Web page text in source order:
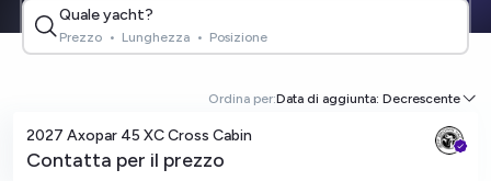
Quale yacht?
Prezzo • Lunghezza • Posizione
Ordina per:Data di aggiunta: Decrescente
2027 Axopar 45 XC Cross Cabin
Contatta per il prezzo
San Diego, California